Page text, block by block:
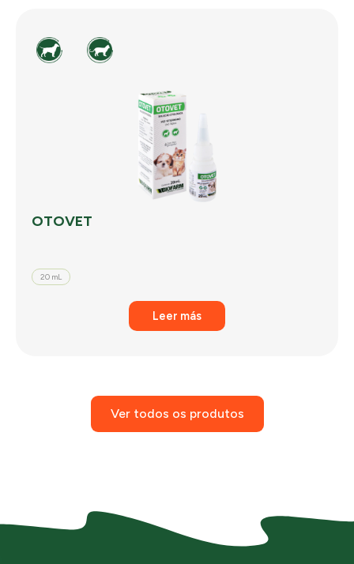
OTOVET
20 mL
Leer más
Ver todos os produtos